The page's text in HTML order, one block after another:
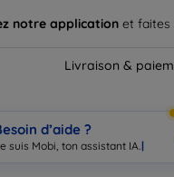
notre application et faites
Livraison &
d’aide ?
suis Mobi, ton assistant IA. |